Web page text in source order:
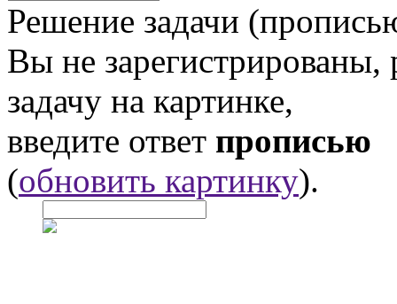
Решение задачи
Вы не
задачу на картинке,
введите ответ прописью
(обновить картинку).